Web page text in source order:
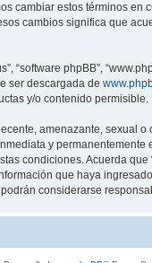
cambiar estos términos
cambios significa que
“software phpBB”,
ser descargada de
y/o contenido
amenazante, sexual
y
condiciones. Acuerda
que haya
considerarse